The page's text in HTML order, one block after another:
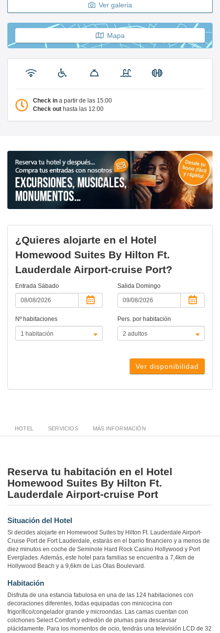
Ver galeria
Mapa
Check in a partir de las 15:00
Check out hasta las 12:00
¿Quieres alojarte en el Hotel
Homewood Suites By Hilton Ft.
Lauderdale Airport-cruise Port?
Entrada Sábado Salida Domingo
Nº habitaciones Pers. por habitación
Ver disponibilidad
HOTEL SERVICIOS MÁS INFORMACIÓN
Reserva tu habitación en el Hotel
Homewood Suites By Hilton Ft.
Lauderdale Airport-cruise Port
Situación del Hotel
Si decides alojarte en Homewood Suites by Hilton Ft. Lauderdale Airport-
Cruise Port de Fort Lauderdale, estarás en el barrio financiero y a menos de
diez minutos en coche de Seminole Hard Rock Casino Hollywood y Port
Everglades. Además, este hotel para familias se encuentra a 7,4km de
Hollywood Beach y a 9,6km de Las Olas Boulevard.
Habitación
Disfruta de una estancia fabulosa en una de las 124 habitaciones con
decoraciones diferentes, todas equipadas con minicocina con
frigorífico/congelador grande y microondas. Las camas cuentan con
colchones Select Comfort y edredón de plumas para descansar
plácidamente. Para los momentos de ocio, tendrás una televisión LCD de 32